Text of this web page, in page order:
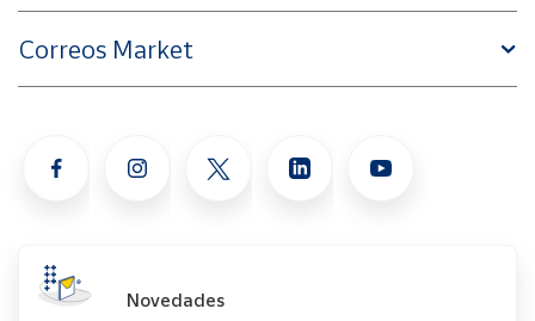
Correos Market
Novedades